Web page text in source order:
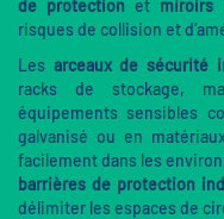
de protection et miroirs
risques de collision et
Les arceaux de sécurité
racks de stockage,
équipements sensibles
galvanisé ou en
facilement dans les
barrières de protection
délimiter les espaces de